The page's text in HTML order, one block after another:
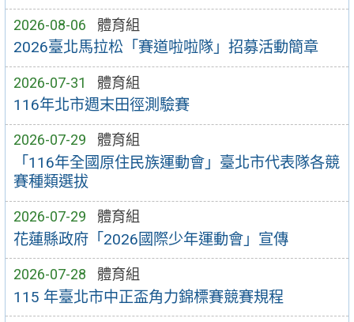
2026-08-06 體育組
2026臺北馬拉松「賽道啦啦隊」招募活動簡章
2026-07-31 體育組
116年北市週末田徑測驗賽
2026-07-29 體育組
「116年全國原住民族運動會」臺北市代表隊各競
賽種類選拔
2026-07-29 體育組
花蓮縣政府「2026國際少年運動會」宣傳
2026-07-28 體育組
115 年臺北市中正盃角力錦標賽競賽規程